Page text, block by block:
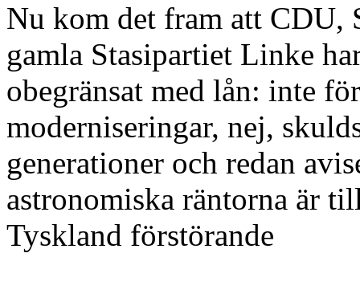
Nu kom det fram att CDU,
gamla Stasipartiet Linke
obegränsat med lån: inte
moderniseringar, nej,
generationer och redan
astronomiska räntorna är
Tyskland förstörande